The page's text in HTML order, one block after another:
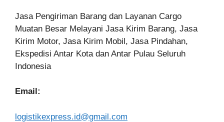
Jasa Pengiriman Barang dan Layanan Cargo
Muatan Besar Melayani Jasa Kirim Barang, Jasa
Kirim Motor, Jasa Kirim Mobil, Jasa Pindahan,
Ekspedisi Antar Kota dan Antar Pulau Seluruh
Indonesia
Email:
logistikexpress.id@gmail.com